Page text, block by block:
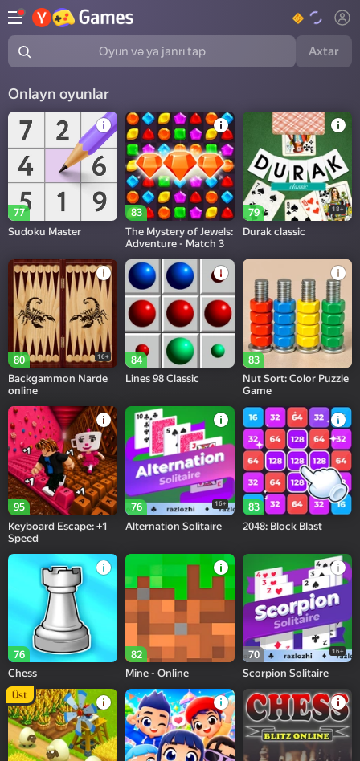
Oyun və ya janrı tap
Axtar
Onlayn oyunlar
77
Sudoku Master
83
The Mystery of Jewels:
Adventure - Match 3
79 18+
Durak classic
80 16+
Backgammon Narde
online
84
Lines 98 Classic
83
Nut Sort: Color Puzzle
Game
95
Keyboard Escape: +1
Speed
76 16+
Alternation Solitaire
83
2048: Block Blast
76
Chess
82
Mine - Online
70 16+
Scorpion Solitaire
Üst